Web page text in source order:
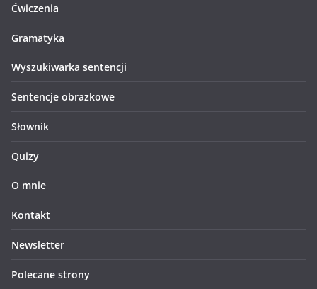
Ćwiczenia
Gramatyka
Wyszukiwarka sentencji
Sentencje obrazkowe
Słownik
Quizy
O mnie
Kontakt
Newsletter
Polecane strony